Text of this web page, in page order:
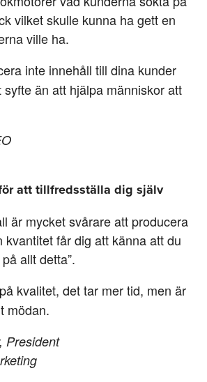
vilket skulle kunna ha gett en
ville ha.
inte innehåll till dina kunder
än att hjälpa människor att
att tillfredsställa dig själv
är mycket svårare att producera
kvantitet får dig att känna att du
allt detta”.
kvalitet, det tar mer tid, men är
mödan.
President